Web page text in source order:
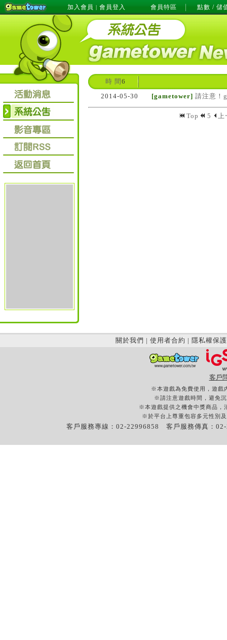
加入會員 | 會員登入 會員特區 點數 / 儲
時 間 6
2014-05-30
[gametower] 請注意！
Top 5 上
關於我們 | 使用者合約 | 隱私權保護
客戶
※本遊戲為免費使用，遊戲
※請注意遊戲時間，避免
※本遊戲提供之機會中獎商品，
※於平台上尊重包容多元性別
客戶服務專線：02-22996858 客戶服務傳真：